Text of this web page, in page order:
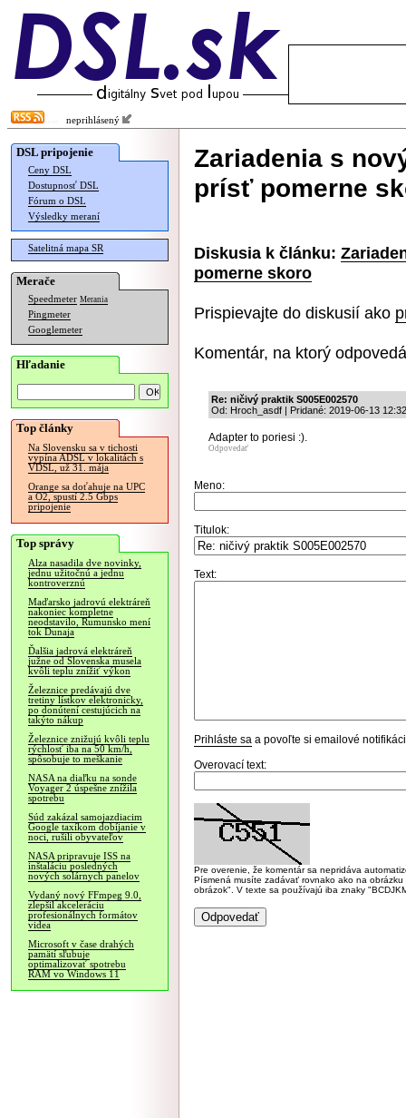
neprihlásený
DSL pripojenie
Ceny DSL
Dostupnosť DSL
Fórum o DSL
Výsledky meraní
Satelitná mapa SR
Merače
Speedmeter Merania
Pingmeter
Googlemeter
Hľadanie
Top články
Na Slovensku sa v tichosti
vypína ADSL v lokalitách s
VDSL, už 31. mája
Orange sa doťahuje na UPC
a O2, spustí 2.5 Gbps
pripojenie
Top správy
Alza nasadila dve novinky,
jednu užitočnú a jednu
kontroverznú
Maďarsko jadrovú elektráreň
nakoniec kompletne
neodstavilo, Rumunsko mení
tok Dunaja
Ďalšia jadrová elektráreň
južne od Slovenska musela
kvôli teplu znížiť výkon
Železnice predávajú dve
tretiny lístkov elektronicky,
po donútení cestujúcich na
takýto nákup
Železnice znižujú kvôli teplu
rýchlosť iba na 50 km/h,
spôsobuje to meškanie
NASA na diaľku na sonde
Voyager 2 úspešne znížila
spotrebu
Súd zakázal samojazdiacim
Google taxíkom dobíjanie v
noci, rušili obyvateľov
NASA pripravuje ISS na
inštaláciu posledných
nových solárnych panelov
Vydaný nový FFmpeg 9.0,
zlepšil akceleráciu
profesionálnych formátov
videa
Microsoft v čase drahých
pamätí sľubuje
optimalizovať spotrebu
RAM vo Windows 11
Zariadenia s
prísť pomerne
Diskusia k článku:
pomerne skoro
Prispievajte do diskusií ako
Komentár, na ktorý
Re: ničivý praktik S005E002570
Od: Hroch_asdf | Pridané: 2019-06-13
Adapter to poriesi :).
Odpovedať
Meno:
Titulok:
Text:
Prihláste sa a povoľte si emailové
Overovací text:
Pre overenie, že komentár sa nepridáva
Písmená musíte zadávať rovnako ako na
obrázok". V texte sa používajú iba znaky